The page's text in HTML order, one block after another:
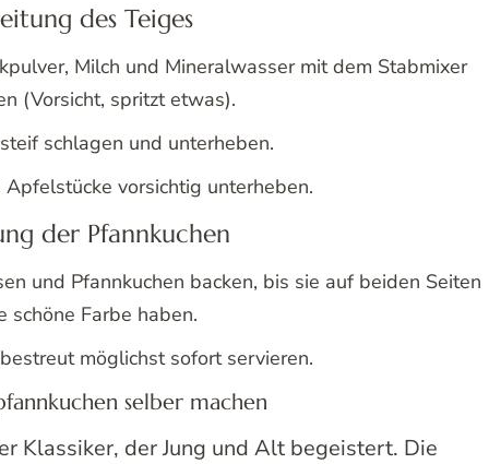
des Teiges
Milch und Mineralwasser mit dem Stabmixer
(Vorsicht, spritzt etwas).
schlagen und unterheben.
Apfelstücke vorsichtig unterheben.
der Pfannkuchen
und Pfannkuchen backen, bis sie auf beiden Seiten
schöne Farbe haben.
möglichst sofort servieren.
selber machen
Klassiker, der Jung und Alt begeistert. Die